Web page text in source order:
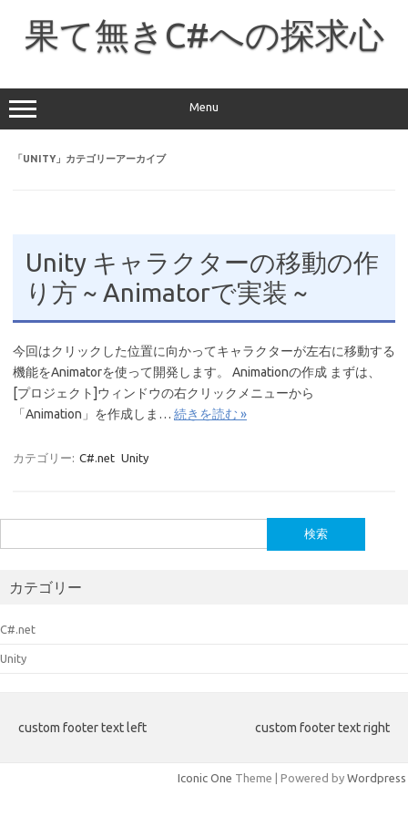
ッ
プ
果て無きC#への探求心
Menu
「UNITY 」カテゴリーアーカイブ
Unity キャラクターの移動の作
り方 ~ Animatorで実装 ~
今回はクリックした位置に向かってキャラクターが左右に移動する
機能をAnimatorを使って開発します。 Animationの作成 まずは、
[プロジェクト]ウィンドウの右クリックメニューから
「Animation」を作成しま… 続きを読む »
カテゴリー: C#.net Unity
索:
カテゴリー
C#.net
Unity
custom footer text left custom footer text right
Iconic One Theme | Powered by Wordpress